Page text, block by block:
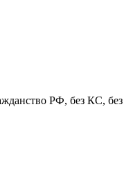
РФ, без КС,